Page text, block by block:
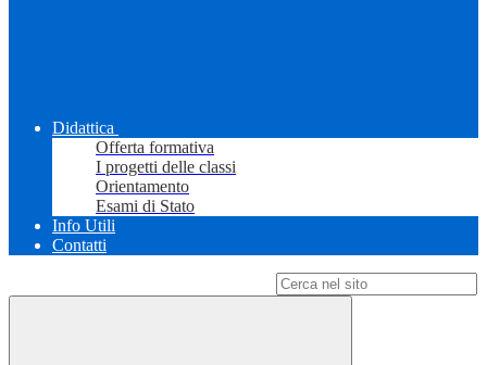
Didattica
Offerta formativa
I progetti delle classi
Orientamento
Esami di Stato
Info Utili
Contatti